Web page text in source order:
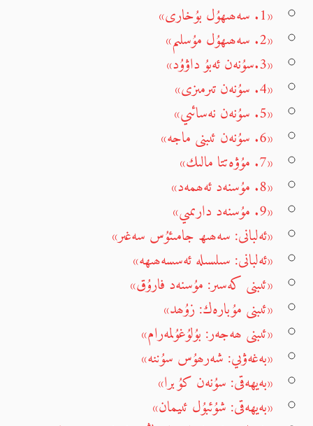
«1. سەھىھۇل بۇخارى»
«2. سەھىھۇل مۇسلىم»
«3.سۇنەن ئەبۇ داۋۇد»
«4. سۇنەن تىرمىزى»
«5. سۇنەن نەسائىي»
«6. سۇنەن ئىبنى ماجە»
«7. مۇۋەتتا مالىك»
«8. مۇسنەد ئەھمەد»
«9. مۇسنەد دارىمىي»
«ئەلبانى: سەھىھ جامىئۇس سەغىر»
«ئەلبانى: سىلسىلە ئەسسەھىھە»
«ئىبنى كەسىر: مۇسنەد فارۇق»
«ئىبنى مۇبارەك: زۇھد»
«ئىبنى ھەجەر: بۇلۇغۇلمەرام»
«بەغەۋىي: شەرھۇس سۇننە»
«بەيھەقى: سۇنەن كۇبرا»
«بەيھەقى: شۇئبۇل ئىيمان»